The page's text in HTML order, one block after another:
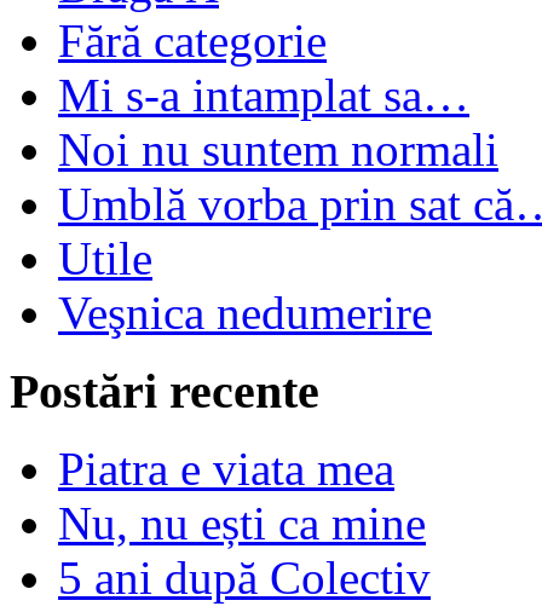
Fără categorie
Mi s-a intamplat sa…
Noi nu suntem normali
Umblă vorba prin sat
Utile
Veşnica nedumerire
Postări recente
Piatra e viata mea
Nu, nu ești ca mine
5 ani după Colectiv